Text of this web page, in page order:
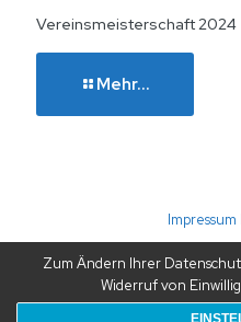
Vereinsmeisterschaft 2024
Mehr...
Impressum
Zum Ändern Ihrer
Widerruf von